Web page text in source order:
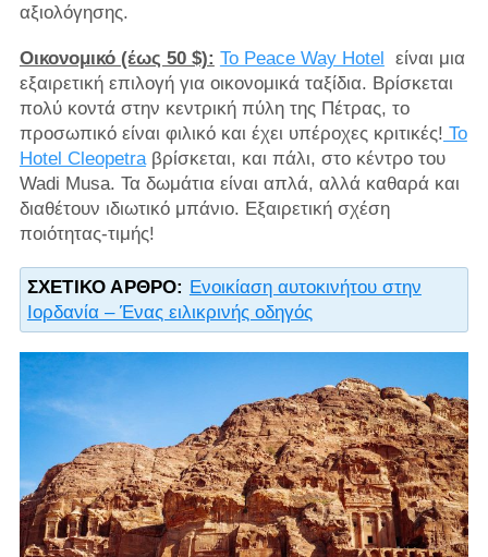
αξιολόγησης.
Οικονομικό (έως 50 $): Το Peace Way Hotel είναι μια
εξαιρετική επιλογή για οικονομικά ταξίδια. Βρίσκεται
πολύ κοντά στην κεντρική πύλη της Πέτρας, το
προσωπικό είναι φιλικό και έχει υπέροχες κριτικές! Το
Hotel Cleopetraβρίσκεται, και πάλι, στο κέντρο του
Wadi Musa. Τα δωμάτια είναι απλά, αλλά καθαρά και
διαθέτουν ιδιωτικό μπάνιο. Εξαιρετική σχέση
ποιότητας-τιμής!
ΣΧΕΤΙΚΌ ΆΡΘΡΟ: Ενοικίαση αυτοκινήτου στην
Ιορδανία – Ένας ειλικρινής οδηγός